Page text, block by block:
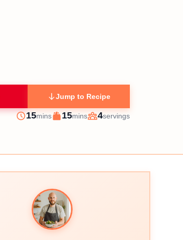
Jump to Recipe
Prep
15minutes
mins
Cook
15minutes
mins
Servings
4servings